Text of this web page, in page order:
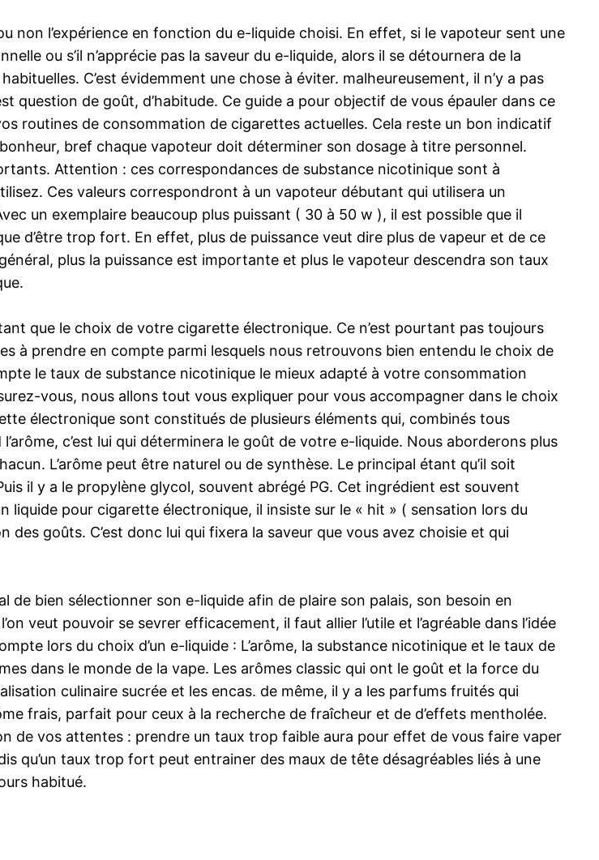
non l’expérience en fonction du e-liquide choisi. En effet, si le vapoteur sent une
ou s’il n’apprécie pas la saveur du e-liquide, alors il se détournera de la
C’est évidemment une chose à éviter. malheureusement, il n’y a pas
question de goût, d’habitude. Ce guide a pour objectif de vous épauler dans ce
routines de consommation de cigarettes actuelles. Cela reste un bon indicatif
bref chaque vapoteur doit déterminer son dosage à titre personnel.
Attention : ces correspondances de substance nicotinique sont à
Ces valeurs correspondront à un vapoteur débutant qui utilisera un
un exemplaire beaucoup plus puissant ( 30 à 50 w ), il est possible que il
d’être trop fort. En effet, plus de puissance veut dire plus de vapeur et de ce
plus la puissance est importante et plus le vapoteur descendra son taux
que le choix de votre cigarette électronique. Ce n’est pourtant pas toujours
à prendre en compte parmi lesquels nous retrouvons bien entendu le choix de
le taux de substance nicotinique le mieux adapté à votre consommation
vous, nous allons tout vous expliquer pour vous accompagner dans le choix
électronique sont constitués de plusieurs éléments qui, combinés tous
c’est lui qui déterminera le goût de votre e-liquide. Nous aborderons plus
L’arôme peut être naturel ou de synthèse. Le principal étant qu’il soit
il y a le propylène glycol, souvent abrégé PG. Cet ingrédient est souvent
liquide pour cigarette électronique, il insiste sur le « hit » ( sensation lors du
goûts. C’est donc lui qui fixera la saveur que vous avez choisie et qui
de bien sélectionner son e-liquide afin de plaire son palais, son besoin en
veut pouvoir se sevrer efficacement, il faut allier l’utile et l’agréable dans l’idée
lors du choix d’un e-liquide : L’arôme, la substance nicotinique et le taux de
dans le monde de la vape. Les arômes classic qui ont le goût et la force du
culinaire sucrée et les encas. de même, il y a les parfums fruités qui
frais, parfait pour ceux à la recherche de fraîcheur et de d’effets mentholée.
de vos attentes : prendre un taux trop faible aura pour effet de vous faire vaper
qu’un taux trop fort peut entrainer des maux de tête désagréables liés à une
habitué.